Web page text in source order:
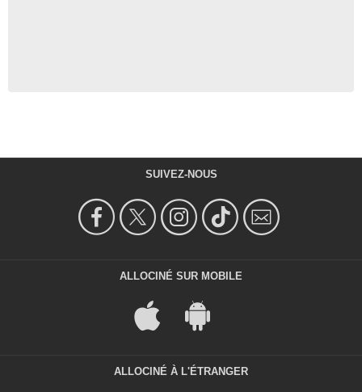
SUIVEZ-NOUS
ALLOCINÉ SUR MOBILE
ALLOCINÉ À L'ÉTRANGER